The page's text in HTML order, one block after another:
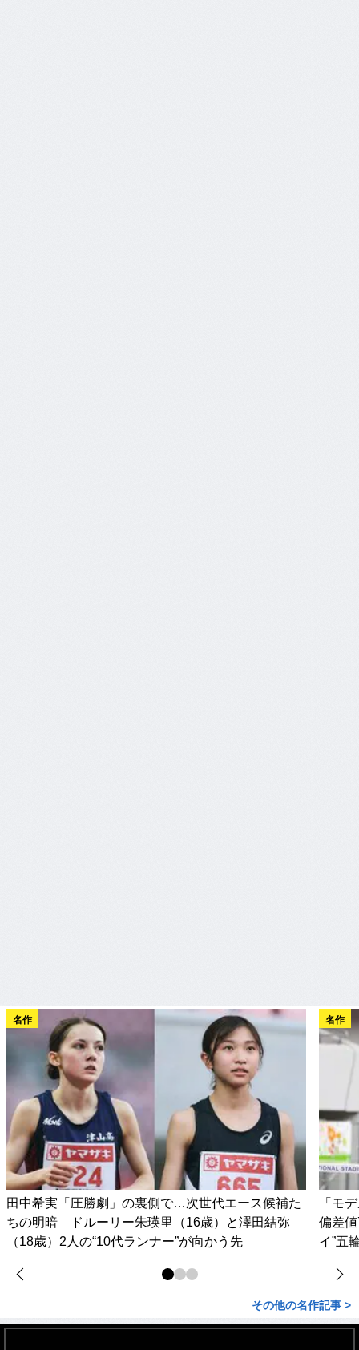
名作
田中希実「圧勝劇」の裏側で…次世代エース候補た
ちの明暗 ドルーリー朱瑛里（16歳）と澤田結弥
（18歳）2人の“10代ランナー”が向かう先
名作
「モ
偏差
イ”五
その他の名作記事 >